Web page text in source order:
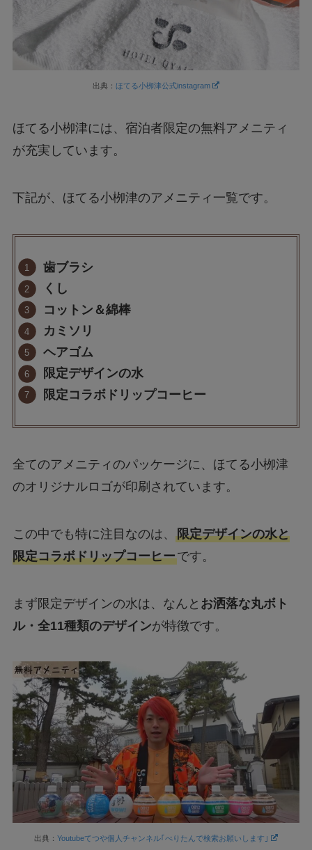
出典： ほてる小栁津公式instagram
ほてる小栁津には、宿泊者限定の無料アメニティ
が充実しています。
下記が、ほてる小栁津のアメニティ一覧です。
歯ブラシ
くし
コットン＆綿棒
カミソリ
ヘアゴム
限定デザインの水
限定コラボドリップコーヒー
全てのアメニティのパッケージに、ほてる小栁津
のオリジナルロゴが印刷されています。
この中でも特に注目なのは、 限定デザインの水と
限定コラボドリップコーヒーです。
まず限定デザインの水は、なんと お洒落な丸ボト
ル・全11種類のデザインが特徴です。
出典： Youtubeてつや個人チャンネル｢べりたんで検索お願いします｣